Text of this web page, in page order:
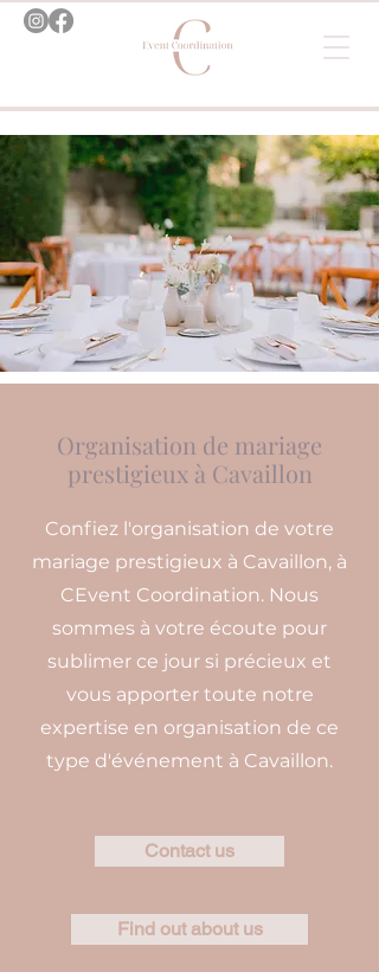
Organisation de mariage
prestigieux à Cavaillon
Confiez l'organisation de votre
mariage prestigieux à Cavaillon, à
CEvent Coordination. Nous
sommes à votre écoute pour
sublimer ce jour si précieux et
vous apporter toute notre
expertise en organisation de ce
type d'événement à Cavaillon.
Contact us
Find out about us